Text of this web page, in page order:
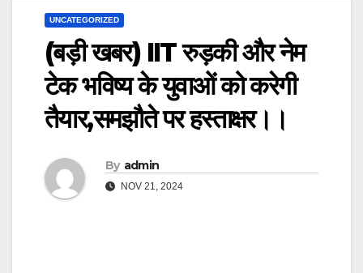
UNCATEGORIZED
(बड़ी खबर) IIT रुड़की और नेम
टेक भविष्य के युवाओं को करेगी
तैयार,समझौते पर हस्ताक्षर।।
By admin
NOV 21, 2024